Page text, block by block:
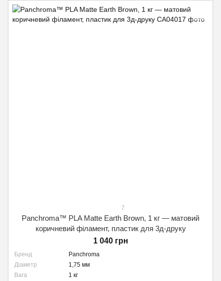
7
Panchroma™ PLA Matte Earth Brown, 1 кг — матовий
коричневий філамент, пластик для 3д-друку
1 040 грн
Бренд
Panchroma
Діаметр
1,75 мм
Вага
1 кг